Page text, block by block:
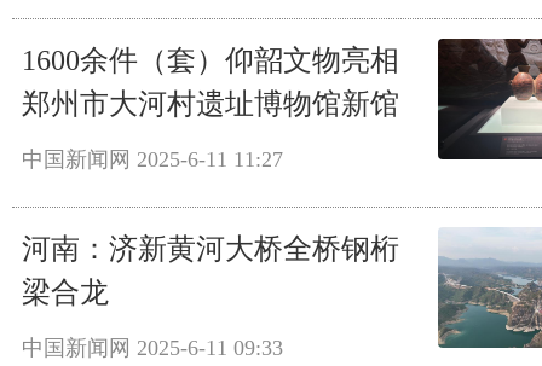
1600余件（套）仰韶文物亮相
郑州市大河村遗址博物馆新馆
中国新闻网 2025-6-11 11:27
河南：济新黄河大桥全桥钢桁
梁合龙
中国新闻网 2025-6-11 09:33